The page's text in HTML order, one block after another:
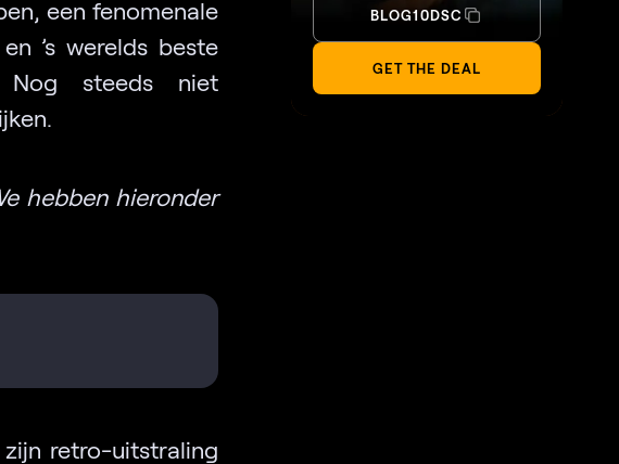
een fenomenale
’s werelds beste
Nog steeds niet
hebben hieronder
zijn retro-uitstraling
BLOG10DSC
GET THE DEAL